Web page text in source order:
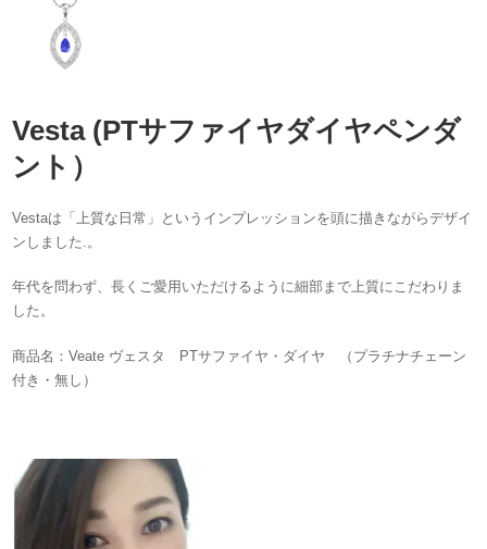
Vesta (PTサファイヤダイヤペンダ
ント）
Vestaは「上質な日常」というインプレッションを頭に描きながらデザイ
ンしました.。
年代を問わず、長くご愛用いただけるように細部まで上質にこだわりま
した。
商品名：Veate ヴェスタ PTサファイヤ・ダイヤ （プラチナチェーン
付き・無し）